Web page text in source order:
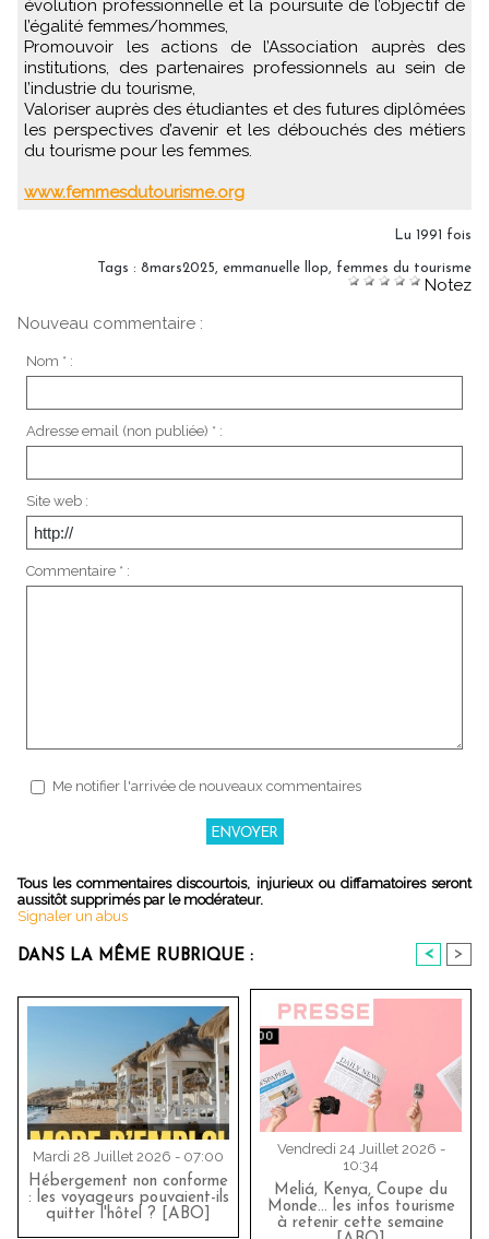
évolution professionnelle et la poursuite de l’objectif de
l’égalité femmes/hommes,
Promouvoir les actions de l’Association auprès des
institutions, des partenaires professionnels au sein de
l’industrie du tourisme,
Valoriser auprès des étudiantes et des futures diplômées
les perspectives d’avenir et les débouchés des métiers
du tourisme pour les femmes.
www.femmesdutourisme.org
Lu 1991 fois
Tags : 8mars2025 emmanuelle llop femmes du tourisme
Notez
Nouveau commentaire :
Nom * :
Adresse email (non publiée) * :
Site web :
Commentaire * :
Me notifier l'arrivée de nouveaux commentaires
Tous les commentaires discourtois, injurieux ou diffamatoires seront
aussitôt supprimés par le modérateur.
Signaler un abus
DANS LA MÊME RUBRIQUE : < >
Mardi 28 Juillet 2026 - 07:00
Hébergement non conforme
: les voyageurs pouvaient-ils
quitter l'hôtel ? [ABO]
Vendredi 24 Juillet 2026 -
10:34
Meliá, Kenya, Coupe du
Monde… les infos tourisme
à retenir cette semaine